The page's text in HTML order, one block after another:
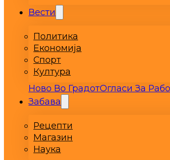
Вести
Политика
Економија
Спорт
Култура
Ново Во ГрадотОгласи За
Забава
Рецепти
Магазин
Наука